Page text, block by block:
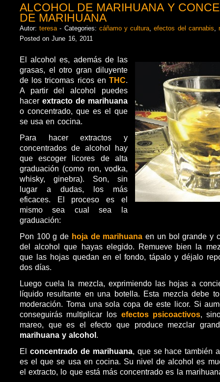
ALCOHOL DE MARIHUANA Y
DE MARIHUANA
Autor:teresa - Categories: cáñamo y cultura ,efectos del cannabis ,
Posted on June 16, 2011
El alcohol es, además de las
grasas, el otro gran diluyente
de los tricomas ricos en THC.
A partir del alcohol puedes
hacer extracto de marihuana
o concentrado, que es el que
se usa en cocina.
Para hacer extractos y
concentrados de alcohol hay
que escoger licores de alta
graduación (como ron, vodka,
whisky, ginebra). Son, sin
lugar a dudas, los más
eficaces. El proceso es el
mismo sea cual sea la
graduación:
Pon 100 g de hoja de marihuana en un bol grande y
del alcohol que hayas elegido. Remueve bien la
que las hojas quedan en el fondo, tápalo y déjalo
dos días.
Luego cuela la mezcla, exprimiendo las hojas a
líquido resultante en una botella. Esta mezcla debe
moderación. Toma una sola copa de este licor. Si
conseguirás multiplicar los efectos psicoactivos,
mareo, que es el efecto que produce mezclar
marihuana y alcohol.
El concentrado de marihuana, que se hace también
es el que se usa en cocina. Su nivel de alcohol es
el extracto, lo que está más concentrado es la